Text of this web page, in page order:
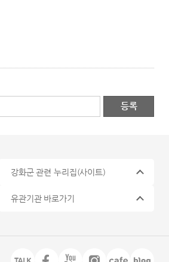
강화군 관련 누리집(사이트)
유관기관 바로가기